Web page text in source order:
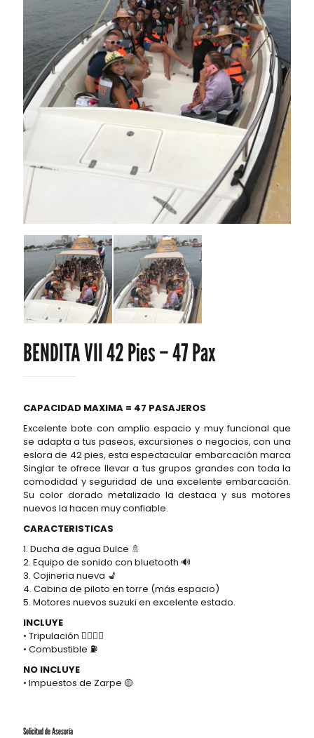
BENDITA VII 42 Pies – 47 Pax
CAPACIDAD MAXIMA = 47 PASAJEROS
Excelente bote con amplio espacio y muy funcional que
se adapta a tus paseos, excursiones o negocios, con una
eslora de 42 pies, esta espectacular embarcación marca
Singlar te ofrece llevar a tus grupos grandes con toda la
comodidad y seguridad de una excelente embarcación.
Su color dorado metalizado la destaca y sus motores
nuevos la hacen muy confiable.
CARACTERISTICAS
1. Ducha de agua Dulce 🚿
2. Equipo de sonido con bluetooth 🔊
3. Cojineria nueva 💺
4. Cabina de piloto en torre (más espacio)
5. Motores nuevos suzuki en excelente estado.
INCLUYE
• Tripulación 👮‍♂️👮‍♂️
• Combustible ⛽
NO INCLUYE
• Impuestos de Zarpe 🟡
Solicitud de Asesoría